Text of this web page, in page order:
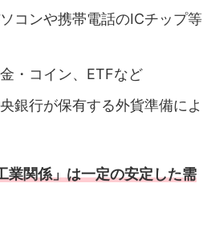
コンや携帯電話のICチップ等
・コイン、ETFなど
銀行が保有する外貨準備によ
関係」は一定の安定した需